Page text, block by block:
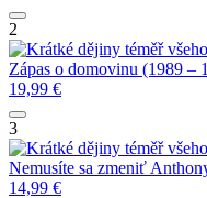
2
Zápas o domovinu (1989 –
19,99 €
3
Nemusíte sa zmeniť
14,99 €